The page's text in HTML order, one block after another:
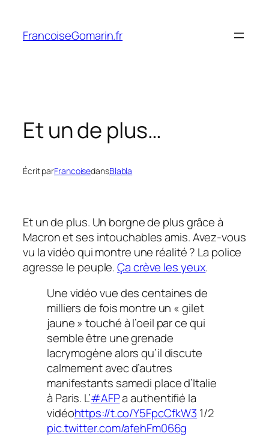
contenu
FrancoiseGomarin.fr
Et un de plus…
Écrit parFrancoisedansBlabla
Et un de plus. Un borgne de plus grâce à
Macron et ses intouchables amis. Avez-vous
vu la vidéo qui montre une réalité ? La police
agresse le peuple.Ça crève les yeux.
Une vidéo vue des centaines de
milliers de fois montre un « gilet
jaune » touché à l’oeil par ce qui
semble être une grenade
lacrymogène alors qu’il discute
calmement avec d’autres
manifestants samedi place d’Italie
à Paris. L’#AFPa authentifié la
vidéohttps://t.co/Y5FpcCfkW3 1/2
pic.twitter.com/afehFm066g